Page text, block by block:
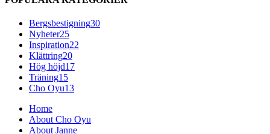
Bergsbestigning30
Nyheter25
Inspiration22
Klättring20
Hög höjd17
Träning15
Cho Oyu13
Home
About Cho Oyu
About Janne